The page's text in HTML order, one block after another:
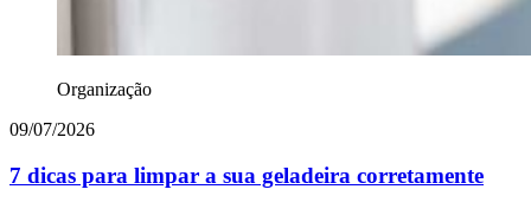
Organização
09/07/2026
7 dicas para limpar a sua geladeira corretamente